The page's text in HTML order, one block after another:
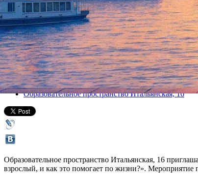
Петербуржцам расскажут,
28 февраля 2019, четверг,19.30
Версия для печати
Все лекции
Образовательное пространство Итальянская, 16
Образовательное пространство Итальянская, 16
взрослый, и как это помогает по жизни?». Мероприятие